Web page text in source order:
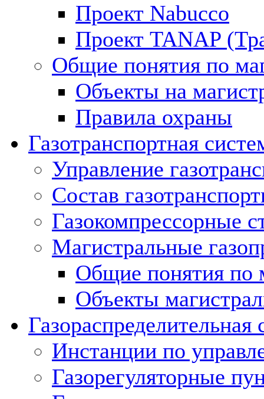
Проект Nabucco
Проект TANAP
Общие понятия по
Объекты на
Правила охраны
Газотранспортная
Управление
Состав
Газокомпрессорные
Магистральные
Общие понятия по
Объекты
Газораспределительная
Инстанции по
Газорегуляторные